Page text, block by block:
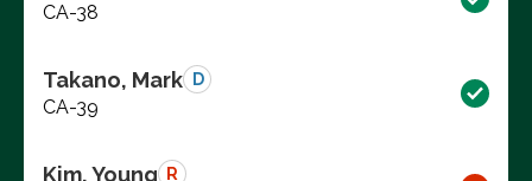
CA-38
Takano, Mark D
CA-39
Kim, Young R